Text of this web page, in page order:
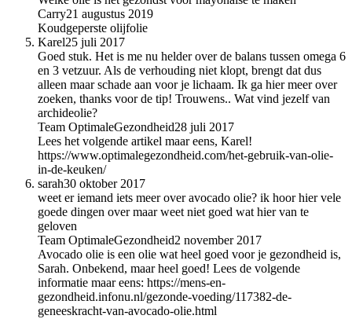
Carry21 augustus 2019
Koudgeperste olijfolie
Karel25 juli 2017
Goed stuk. Het is me nu helder over de balans tussen omega 6
en 3 vetzuur. Als de verhouding niet klopt, brengt dat dus
alleen maar schade aan voor je lichaam. Ik ga hier meer over
zoeken, thanks voor de tip! Trouwens.. Wat vind jezelf van
archideolie?
Team OptimaleGezondheid28 juli 2017
Lees het volgende artikel maar eens, Karel!
https://www.optimalegezondheid.com/het-gebruik-van-olie-
in-de-keuken/
sarah30 oktober 2017
weet er iemand iets meer over avocado olie? ik hoor hier vele
goede dingen over maar weet niet goed wat hier van te
geloven
Team OptimaleGezondheid2 november 2017
Avocado olie is een olie wat heel goed voor je gezondheid is,
Sarah. Onbekend, maar heel goed! Lees de volgende
informatie maar eens: https://mens-en-
gezondheid.infonu.nl/gezonde-voeding/117382-de-
geneeskracht-van-avocado-olie.html